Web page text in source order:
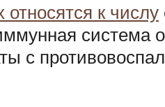
к числу
система
с